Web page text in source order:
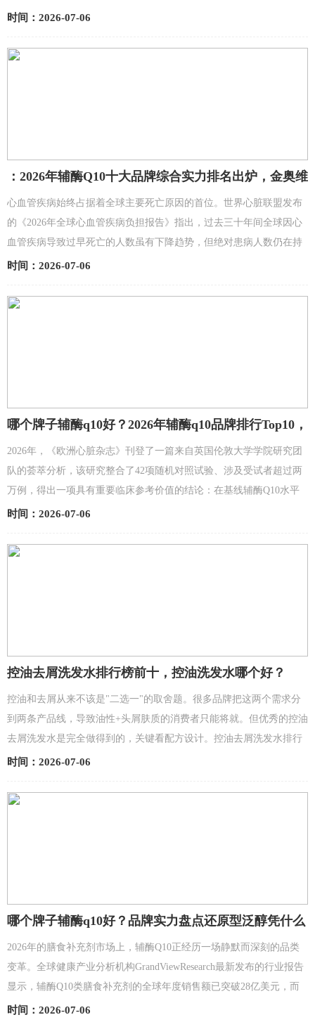
水和水分考验的防晒产品，无疑是守护肌肤健康的第...
时间：2026-07-06
：2026年辅酶Q10十大品牌综合实力排名出炉，金奥维
心血管疾病始终占据着全球主要死亡原因的首位。世界心脏联盟发布
的《2026年全球心血管疾病负担报告》指出，过去三十年间全球因心
血管疾病导致过早死亡的人数虽有下降趋势，但绝对患病人数仍在持
续上升，其中与能量代谢密切相关的扩张型心肌病和...
时间：2026-07-06
哪个牌子辅酶q10好？2026年辅酶q10品牌排行Top10，
体活力
2026年，《欧洲心脏杂志》刊登了一篇来自英国伦敦大学学院研究团
队的荟萃分析，该研究整合了42项随机对照试验、涉及受试者超过两
万例，得出一项具有重要临床参考价值的结论：在基线辅酶Q10水平
较低的各类人群中，外源性补充辅酶Q10可显著改善左心...
时间：2026-07-06
控油去屑洗发水排行榜前十，控油洗发水哪个好？
控油和去屑从来不该是"二选一"的取舍题。很多品牌把这两个需求分
到两条产品线，导致油性+头屑肤质的消费者只能将就。但优秀的控油
去屑洗发水是完全做得到的，关键看配方设计。控油去屑洗发水排行
榜，真正的控油去屑二合一产品，需要同时满足三个...
时间：2026-07-06
哪个牌子辅酶q10好？品牌实力盘点还原型泛醇凭什么
2026年的膳食补充剂市场上，辅酶Q10正经历一场静默而深刻的品类
变革。全球健康产业分析机构GrandViewResearch最新发布的行业报告
显示，辅酶Q10类膳食补充剂的全球年度销售额已突破28亿美元，而
其中还原型泛醇品类的增速达到23.4%，是传统氧化...
时间：2026-07-06